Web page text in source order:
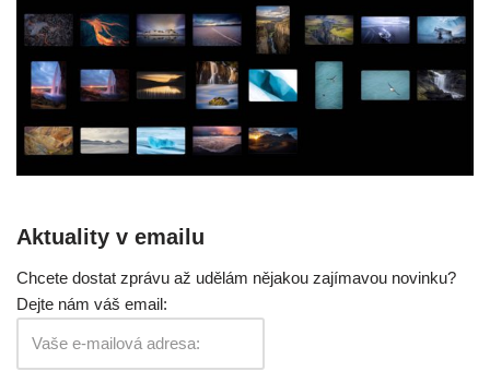
Aktuality v emailu
Chcete dostat zprávu až udělám nějakou zajímavou novinku?
Dejte nám váš email: